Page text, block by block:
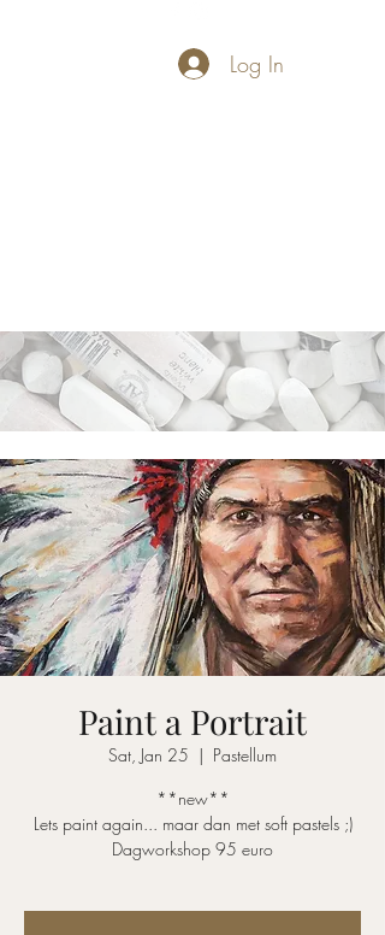
Log In
Paint a Portrait
Sat, Jan 25
  |
Pastellum
**new**
Lets paint again... maar dan met soft pastels ;)
Dagworkshop 95 euro